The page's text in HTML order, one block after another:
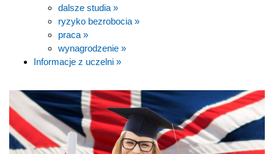
dalsze studia »
ryzyko bezrobocia »
praca »
wynagrodzenie »
Informacje z uczelni »